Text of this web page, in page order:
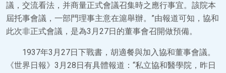
議，交流看法，并商量正式會議召集時之應行事宜。該院本
屆托事會議，一部門理事主意在滬舉辦。”由報道可知，協和
此次非正式會議，是為3月27日的董事會召開做預備。
1937年3月27日下戰書，胡適餐與加入協和董事會議。
《世界日報》3月28日有具體報道：“私立協和醫學院，昨日